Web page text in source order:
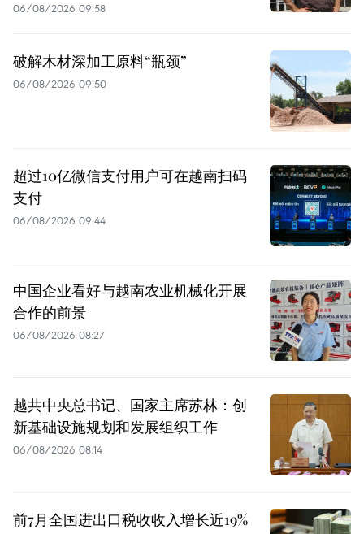
06/08/2026 09:58
破解木材深加工原料“瓶颈”
06/08/2026 09:50
超过10亿微信支付用户可在越南扫码
支付
06/08/2026 09:44
中国企业看好与越南农业机械化开展
合作的前景
06/08/2026 08:27
越共中央总书记、国家主席苏林：创
新基础设施规划和发展组织工作
06/08/2026 08:14
前7月全国进出口税收收入增长近19%